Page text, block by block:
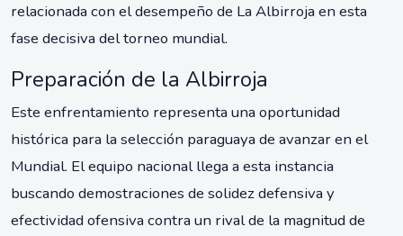
relacionada con el desempeño de La Albirroja en esta
fase decisiva del torneo mundial.
Preparación de la Albirroja
Este enfrentamiento representa una oportunidad
histórica para la selección paraguaya de avanzar en el
Mundial. El equipo nacional llega a esta instancia
buscando demostraciones de solidez defensiva y
efectividad ofensiva contra un rival de la magnitud de